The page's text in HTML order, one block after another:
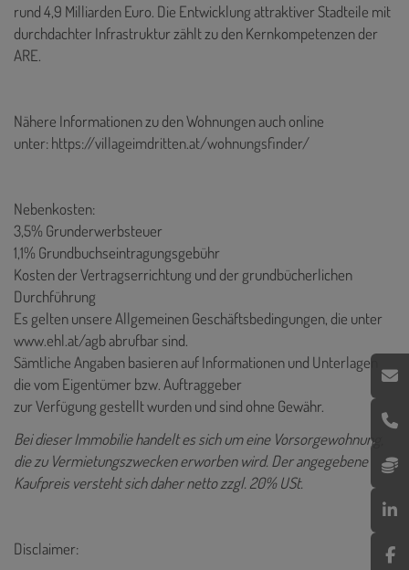
rund 4,9 Milliarden Euro. Die Entwicklung attraktiver Stadteile mit
durchdachter Infrastruktur zählt zu den Kernkompetenzen der
ARE.
Nähere Informationen zu den Wohnungen auch online
unter:https://villageimdritten.at/wohnungsfinder/
Nebenkosten:
3,5% Grunderwerbsteuer
1,1% Grundbuchseintragungsgebühr
Kosten der Vertragserrichtung und der grundbücherlichen
Durchführung
Es gelten unsere Allgemeinen Geschäftsbedingungen, die unter
www.ehl.at/agb abrufbar sind.
Sämtliche Angaben basieren auf Informationen und Unterlagen
die vom Eigentümer bzw. Auftraggeber
zur Verfügung gestellt wurden und sind ohne Gewähr.
Bei dieser Immobilie handelt es sich um eine Vorsorgewohnung,
die zu Vermietungszwecken erworben wird. Der angegebene
Kaufpreis versteht sich daher netto zzgl. 20% USt.
Disclaimer: